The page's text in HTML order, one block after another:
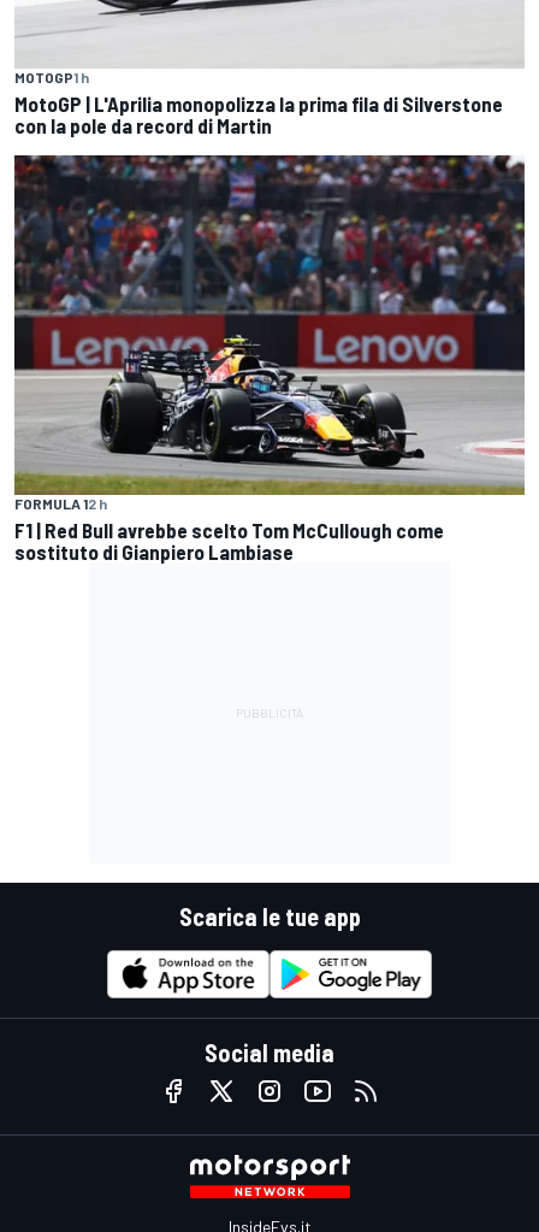
MOTOGP1 h
MotoGP | L'Aprilia monopolizza la prima fila di Silverstone
con la pole da record di Martin
FORMULA 12 h
F1 | Red Bull avrebbe scelto Tom McCullough come
sostituto di Gianpiero Lambiase
Scarica le tue app
Social media
InsideEvs.it